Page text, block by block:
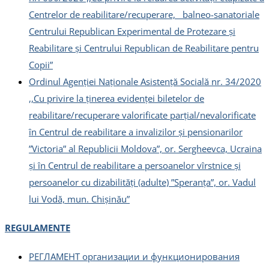
Centrelor de reabilitare/recuperare, balneo-sanatoriale
Centrului Republican Experimental de Protezare și
Reabilitare și Centrului Republican de Reabilitare pentru
Copii”
Ordinul Agenției Naționale Asistență Socială nr. 34/2020
,,Cu privire la ținerea evidenței biletelor de
reabilitare/recuperare valorificate parțial/nevalorificate
în Centrul de reabilitare a invalizilor și pensionarilor
”Victoria” al Republicii Moldova”, or. Sergheevca, Ucraina
și în Centrul de reabilitare a persoanelor vîrstnice și
persoanelor cu dizabilități (adulte) ”Speranța”, or. Vadul
lui Vodă, mun. Chișinău”
REGULAMENTE
РЕГЛАМЕНТ организации и функционирования